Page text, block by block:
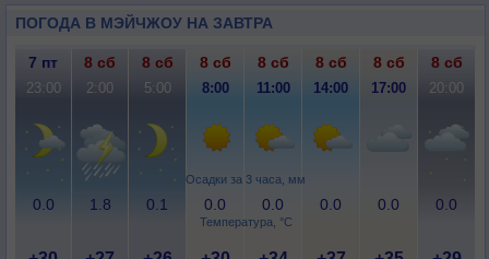
ПОГОДА В МЭЙЧЖОУ НА ЗАВТРА
Осадки за 3 часа, мм
Температура, °C
7 пт 8 сб 8 сб 8 сб 8 сб 8 сб 8 сб 8 сб
23:00 2:00 5:00 8:00 11:00 14:00 17:00 20:00
0.0 1.8 0.1 0.0 0.0 0.0 0.0 0.0